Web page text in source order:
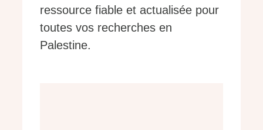
ressource fiable et actualisée pour
toutes vos recherches en
Palestine.